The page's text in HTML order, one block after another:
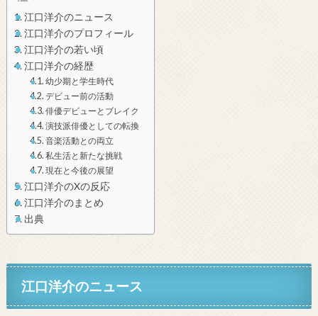
江口洋介のニュース
江口洋介のプロフィール
江口洋介の若い頃
江口洋介の経歴
幼少期と学生時代
デビュー前の活動
俳優デビューとブレイク
演技派俳優としての転換
音楽活動との両立
私生活と新たな挑戦
現在と今後の展望
江口洋介のXの反応
江口洋介のまとめ
出典
江口洋介のニュース